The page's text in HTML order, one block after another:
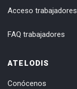
Acceso trabajadores
FAQ trabajadores
ATELODIS
Conócenos